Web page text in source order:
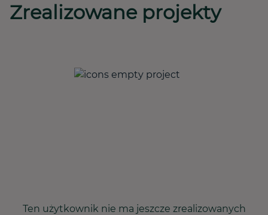
Zrealizowane projekty
Ten użytkownik nie ma jeszcze zrealizowanych